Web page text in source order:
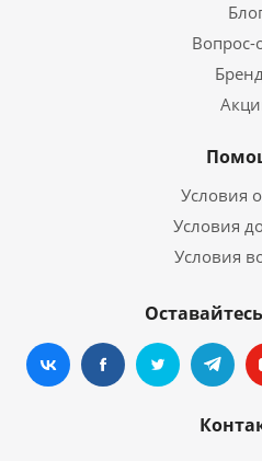
Вопрос-
Условия
Условия
Условия